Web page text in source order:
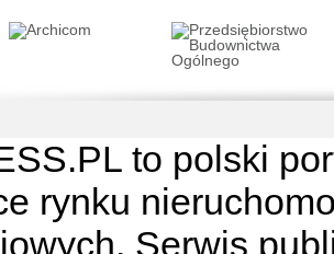
to polski
rynku
Serwis